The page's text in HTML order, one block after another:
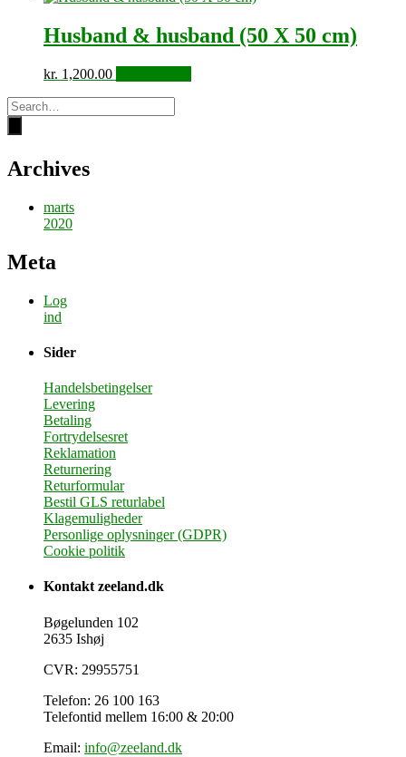
Husband & husband (50 X 50 cm)
kr. 1,200.00
Archives
marts
2020
Meta
Log
ind
Sider
Handelsbetingelser
Levering
Betaling
Fortrydelsesret
Reklamation
Returnering
Returformular
Bestil GLS returlabel
Klagemuligheder
Personlige oplysninger (GDPR)
Cookie politik
Kontakt zeeland.dk
Bøgelunden 102
2635 Ishøj
CVR: 29955751
Telefon: 26 100 163
Telefontid mellem 16:00 & 20:00
Email: info@zeeland.dk